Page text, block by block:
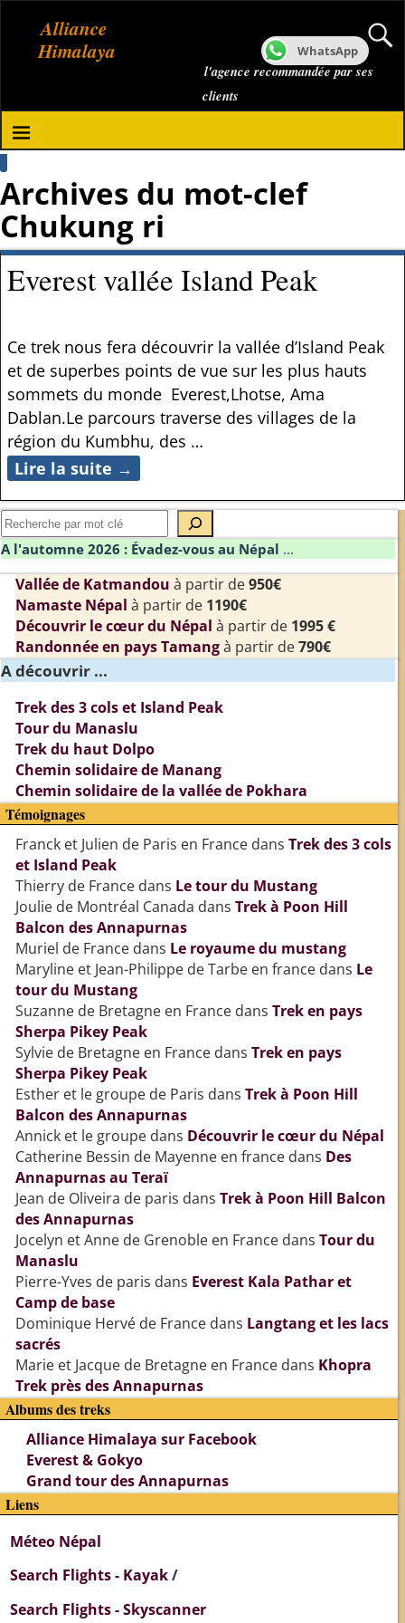
Alliance
Himalaya
l'agence recommandée par ses
clients
Archives du mot-clef
Chukung ri
Everest vallée Island Peak
Ce trek nous fera découvrir la vallée d’Island Peak
et de superbes points de vue sur les plus hauts
sommets du monde Everest,Lhotse, Ama
Dablan.Le parcours traverse des villages de la
région du Kumbhu, des …
Lire la suite →
A l'automne 2026 : Évadez-vous au Népal ...
Vallée de Katmandou à partir de950€
Namaste Népal à partir de 1190€
Découvrir le cœur du Népal à partir de 1995 €
Randonnée en pays Tamangà partir de790€
A découvrir ...
Trek des 3 cols et Island Peak
Tour du Manaslu
Trek du haut Dolpo
Chemin solidaire de Manang
Chemin solidaire de la vallée de Pokhara
Témoignages
Franck et Julien de Paris en Francedans Trek des 3 cols
et Island Peak
Thierry de Francedans Le tour du Mustang
Joulie de Montréal Canada dans Trek à Poon Hill
Balcon des Annapurnas
Muriel de Francedans Le royaume du mustang
Maryline et Jean-Philippe de Tarbe en francedans Le
tour du Mustang
Suzanne de Bretagne en Francedans Trek en pays
Sherpa Pikey Peak
Sylvie de Bretagne en Francedans Trek en pays
Sherpa Pikey Peak
Esther et le groupe de Paris dans Trek à Poon Hill
Balcon des Annapurnas
Annick et le groupedans Découvrir le cœur du Népal
Catherine Bessin de Mayenne en francedans Des
Annapurnas au Teraï
Jean de Oliveira de paris dans Trek à Poon Hill Balcon
des Annapurnas
Jocelyn et Anne de Grenoble en Francedans Tour du
Manaslu
Pierre-Yves de paris dans Everest Kala Pathar et
Camp de base
Dominique Hervé de Francedans Langtang et les lacs
sacrés
Marie et Jacque de Bretagne en Francedans Khopra
Trek près des Annapurnas
Albums des treks
Alliance Himalaya sur Facebook
Everest & Gokyo
Grand tour des Annapurnas
Liens
Méteo Népal
Search Flights - Kayak/
Search Flights - Skyscanner
WhatsApp